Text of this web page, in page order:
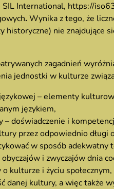
SIL International, https://
. Wynika z tego, że
historyczne) nie znajdujące
zagadnień
jednostki w kulturze
– elementy
językiem,
– doświadczenie i
przez odpowiednio długi
w sposób adekwatny
i zwyczajów dnia
kulturze i życiu społecznym,
danej kultury, a więc także